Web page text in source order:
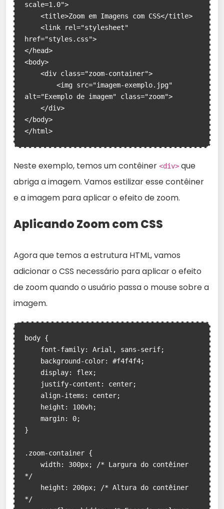
scale=1.0">
href="styles.css">
</head>
<body>
alt="Exemplo de imagem" class="zoom">
</body>
</html>
Neste exemplo, temos um contêiner <div> que
abriga a imagem. Vamos estilizar esse contêiner
e a imagem para aplicar o efeito de zoom.
Aplicando Zoom com CSS
Agora que temos a estrutura HTML, vamos
adicionar o CSS necessário para aplicar o efeito
de zoom quando o usuário passa o mouse sobre a
imagem.
body {
}
.zoom-container {
*/
*/